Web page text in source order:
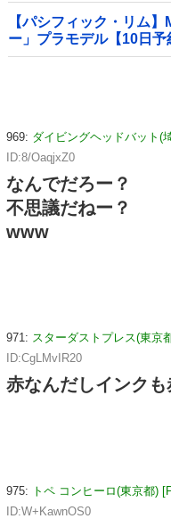
【パシフィック・リム
ー」プラモデル【10日予
969: ダイビングヘッドバット(
ID:8/OaqjxZ0
なんでだろー？
不思議だねー？
www
971: スターダストプレス(東京
ID:CgLMvIR20
赤なんだしインク
975: トペ コンヒーロ(東京都)
ID:W+KawnOS0